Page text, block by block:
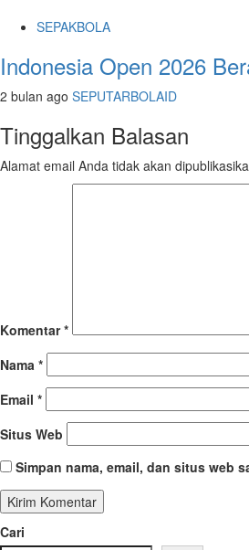
SEPAKBOLA
Indonesia Open 2026
2 bulan ago SEPUTARBOLAID
Tinggalkan Balasan
Alamat email Anda tidak akan
Komentar*
Nama *
Email *
Situs Web
Simpan nama, email, dan situs web
Cari